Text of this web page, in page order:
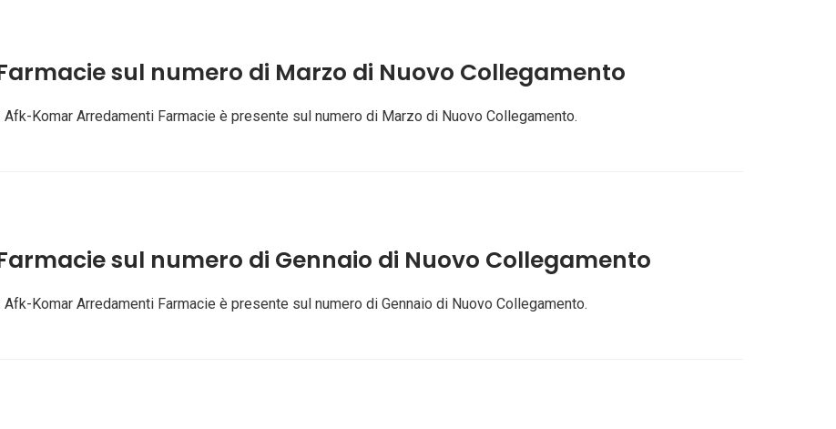
sul numero di Marzo di Nuovo Collegamento
Komar Arredamenti Farmacie è presente sul numero di Marzo di Nuovo Collegamento.
sul numero di Gennaio di Nuovo Collegamento
Komar Arredamenti Farmacie è presente sul numero di Gennaio di Nuovo Collegamento.